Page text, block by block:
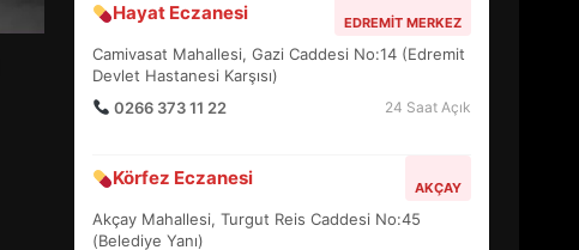
Hayat Eczanesi EDREMIT MERKEZ
Camivasat Mahallesi, Gazi Caddesi No:14 (Edremit
Devlet Hastanesi Karşısı)
0266 373 11 22
24 Saat Açık
Körfez Eczanesi AKÇAY
Akçay Mahallesi, Turgut Reis Caddesi No:45
(Belediye Yanı)
5
BALIKESİR MÜZELERİNDE
SÜRE UZATILDI: NE DEĞİŞTİ?
BURHANİYE SATRANÇ
DEĞİŞTİRİYOR?